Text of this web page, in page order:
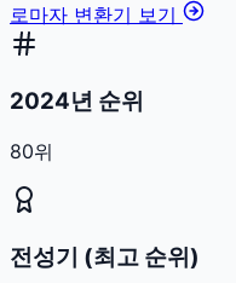
로마자 변환기 보기
2024년 순위
80위
전성기 (최고 순위)